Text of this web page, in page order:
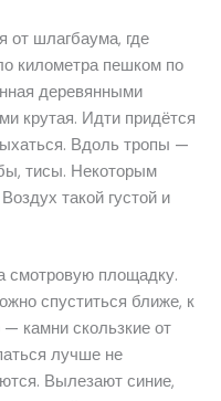
от шлагбаума, где
километра пешком по
деревянными
крутая. Идти придётся
Вдоль тропы —
тисы. Некоторым
такой густой и
площадку.
спуститься ближе, к
камни скользкие от
лучше не
Вылезают синие,